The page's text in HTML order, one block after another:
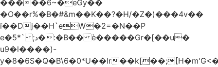
�����6~�eGy��
�O��r%�B�#&m��K��?�H/�Z�)���4v��
ї��Dj��H`eW�2=�N��P
e�5*` ;د�:�B�� è�����Gr�[��u�
u9�l����)-
y�8�6S�Q�B\6�0*U��Ir